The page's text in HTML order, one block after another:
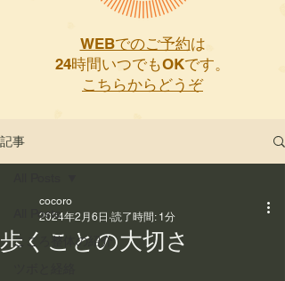
WEBでのご予約は
​24時間いつでもOKです。
こちらからどうぞ
記事
All Posts
こころ整体の紹介
歩くことの大切さ
cocoro
2024年2月6日 読了時間: 1分